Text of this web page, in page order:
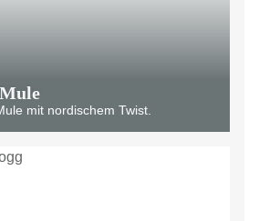
mit nordischem Twist.